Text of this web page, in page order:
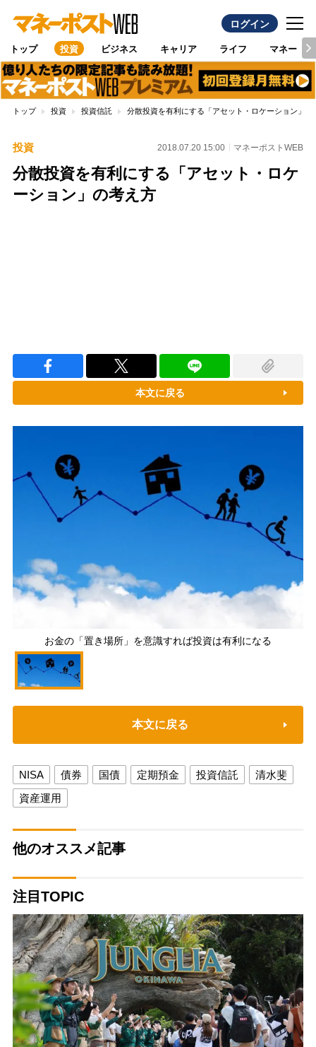
ログイン
トップ 投資 ビジネス キャリア ライフ マネー
トップ 投資 投資信託 分散投資を有利にする「アセット・ロケーション」の
投資 2018.07.20 15:00 マネーポストWEB
分散投資を有利にする「アセット・ロケ
ーション」の考え方
本文に戻る
お金の「置き場所」を意識すれば投資は有利になる
本文に戻る
NISA 債券 国債 定期預金 投資信託
清水斐
資産運用
他のオススメ記事
注目TOPIC